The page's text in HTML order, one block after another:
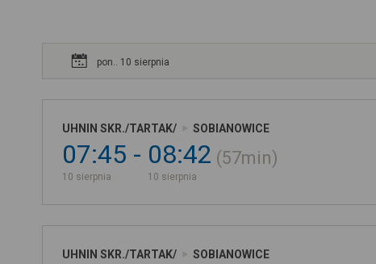
pon.. 10 sierpnia
UHNIN SKR./TARTAK/ SOBIANOWICE
07:45
10 sierpnia
08:42
10 sierpnia
57min
UHNIN SKR./TARTAK/ SOBIANOWICE